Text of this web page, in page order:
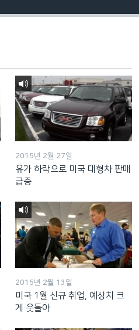
2015년 2월 27일
유가 하락으로 미국 대형차 판매
급증
2015년 2월 13일
미국 1월 신규 취업, 예상치 크
게 웃돌아